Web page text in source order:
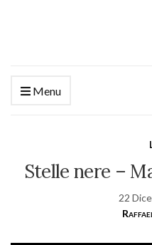
Menu
Stelle nere –
22